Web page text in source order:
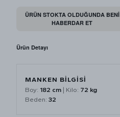
ÜRÜN STOKTA OLDUĞUNDA BENI
HABERDAR ET
Ürün Detayı
MANKEN BİLGİSİ
Boy: 182 cm | Kilo: 72 kg
Beden: 32